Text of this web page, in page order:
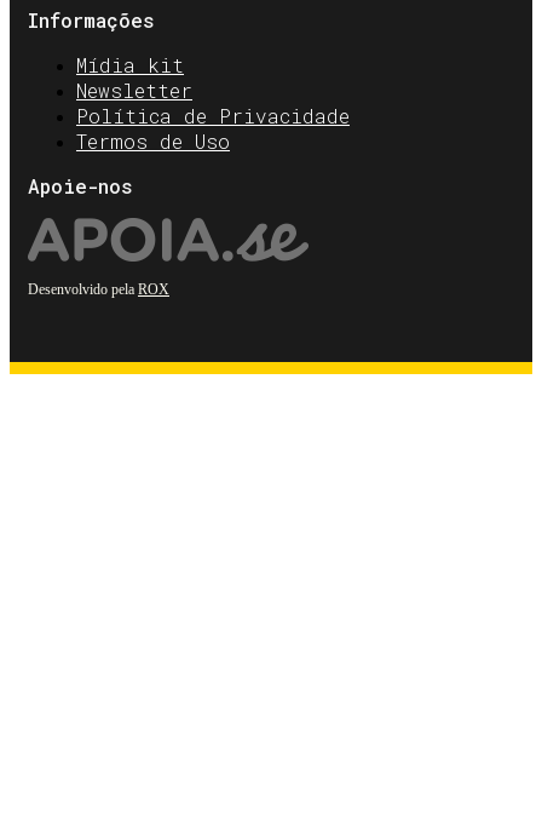
Informações
Mídia kit
Newsletter
Política de Privacidade
Termos de Uso
Apoie-nos
Desenvolvido pela ROX